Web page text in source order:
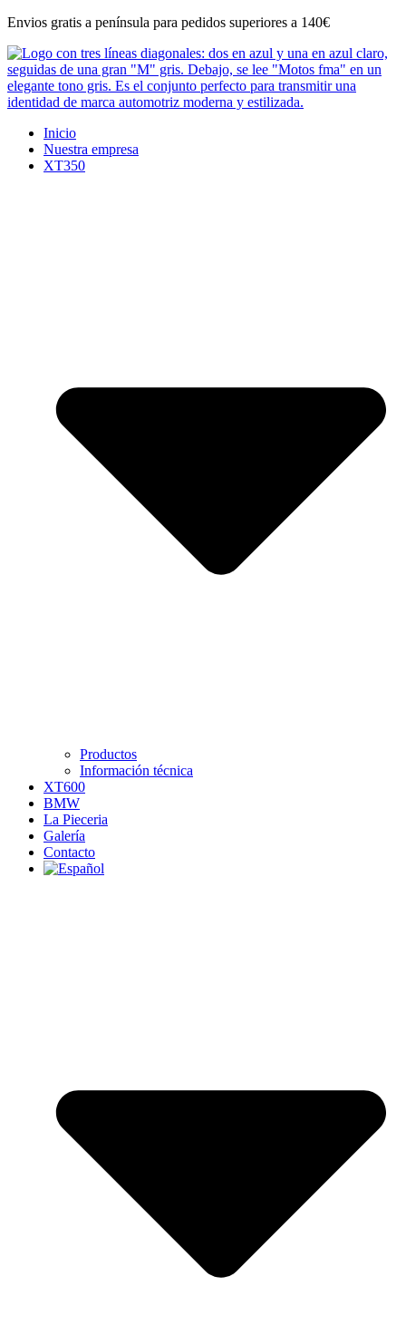
Ir
contenido
Envios gratis a península para pedidos superiores a 140€
Inicio
Nuestra empresa
XT350
Productos
Información técnica
XT600
BMW
La Pieceria
Galería
Contacto